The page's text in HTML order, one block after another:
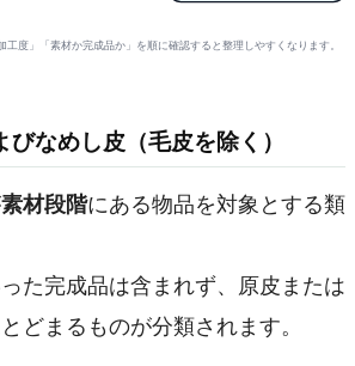
度」「素材か完成品か」を順に確認すると整理しやすくなります。
なめし皮（毛皮を除く）
素材段階にある物品を対象とする類
た完成品は含まれず、原皮または
どまるものが分類されます。